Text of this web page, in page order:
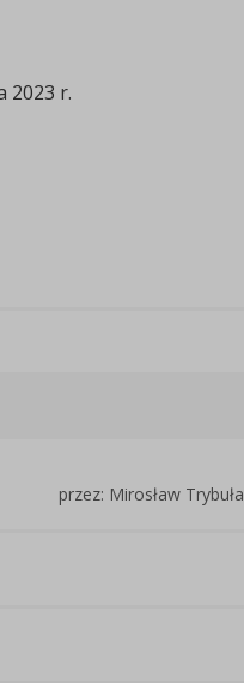
2023 r.
przez: Mirosław Trybuła